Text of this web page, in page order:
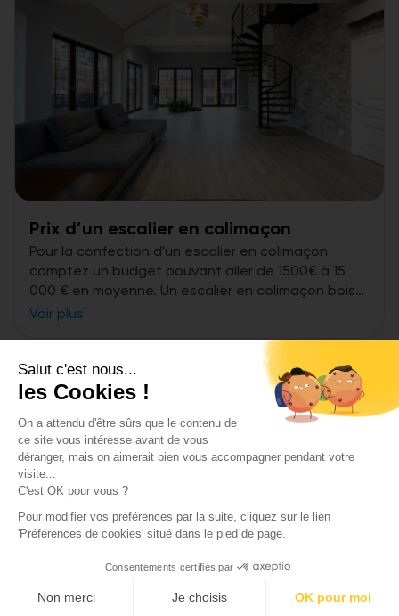
Prix d’un escalier en colimaçon
Pour la confection d'un escalier en colimaçon
comptez un budget pouvant aller de 1500€ à 15
000 € en moyenne. Un escalier en colimaçon bois
coute généralement 3000€.
Voir plus
Salut c'est nous...
les Cookies !
On a attendu d'être sûrs que le contenu de
ce site vous intéresse avant de vous
déranger, mais on aimerait bien vous accompagner pendant votre
visite...
C'est OK pour vous ?
Pour modifier vos préférences par la suite, cliquez sur le lien
'Préférences de cookies' situé dans le pied de page.
Consentements certifiés par
Non merci Je choisis OK pour moi